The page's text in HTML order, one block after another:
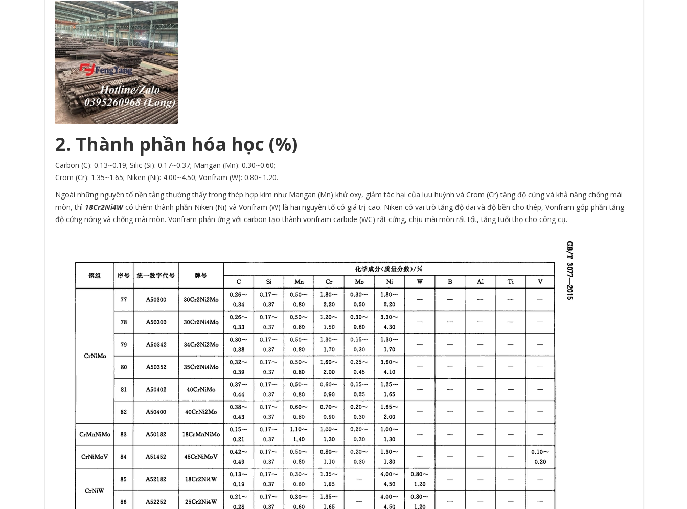
2. Thành phần hóa học (%)
Carbon (C): 0.13~0.19; Silic (Si): 0.17~0.37; Mangan (Mn): 0.30~0.60;
Crom (Cr): 1.35~1.65; Niken (Ni): 4.00~4.50; Vonfram (W): 0.80~1.20.
Ngoài những nguyên tố nền tảng thường thấy trong thép hợp kim như Mangan (Mn) khử oxy, giảm tác hại của lưu huỳnh và Crom (Cr) tăng độ cứng và khả năng chống mài
mòn, thì 18Cr2Ni4Wcó thêm thành phần Niken (Ni) và Vonfram (W) là hai nguyên tố có giá trị cao. Niken có vai trò tăng độ dai và độ bền cho thép, Vonfram góp phần tăng
độ cứng nóng và chống mài mòn. Vonfram phản ứng với carbon tạo thành vonfram carbide (WC) rất cứng, chịu mài mòn rất tốt, tăng tuổi thọ cho công cụ.